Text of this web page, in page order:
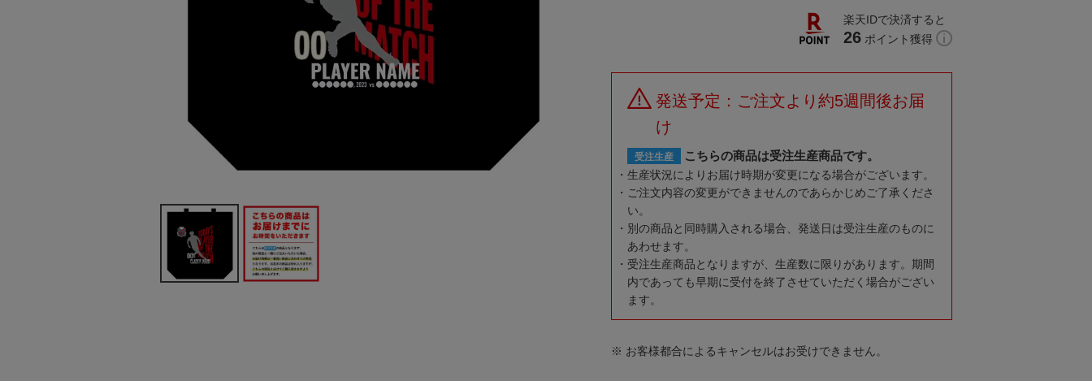
楽天IDで決済すると
26 ポイント獲得
発送予定：ご注文より約5週間後お届
け
受注生産 こちらの商品は受注生産商品です。
生産状況によりお届け時期が変更になる場合がございます。
ご注文内容の変更ができませんのであらかじめご了承くださ
い。
別の商品と同時購入される場合、発送日は受注生産のものに
あわせます。
受注生産商品となりますが、生産数に限りがあります。期間
内であっても早期に受付を終了させていただく場合がござい
ます。
※ お客様都合によるキャンセルはお受けできません。